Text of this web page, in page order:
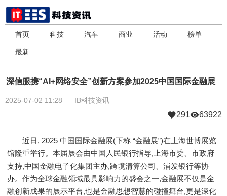
首页 科技 汽车 商业 活动 榜单
最新
深信服携“AI+网络安全”创新方案参加2025中国国际金融展
2025-07-02 11:28 IB科技资讯
291 63922
近日, 2025 中国国际金融展(下称 “金融展”)在上海世博展览
馆隆重举行。本届展会由中国人民银行指导,上海市委、市政府
支持,中国金融电子化集团主办,跨境清算公司、浦发银行等协
办。作为全球金融领域最具影响力的盛会之一,金融展不仅是金
融创新成果的展示平台,也是金融思想智慧的碰撞舞台,更是深化